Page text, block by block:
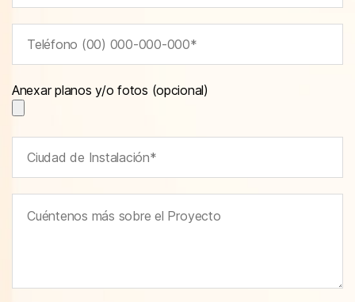
Anexar planos y/o fotos (opcional)